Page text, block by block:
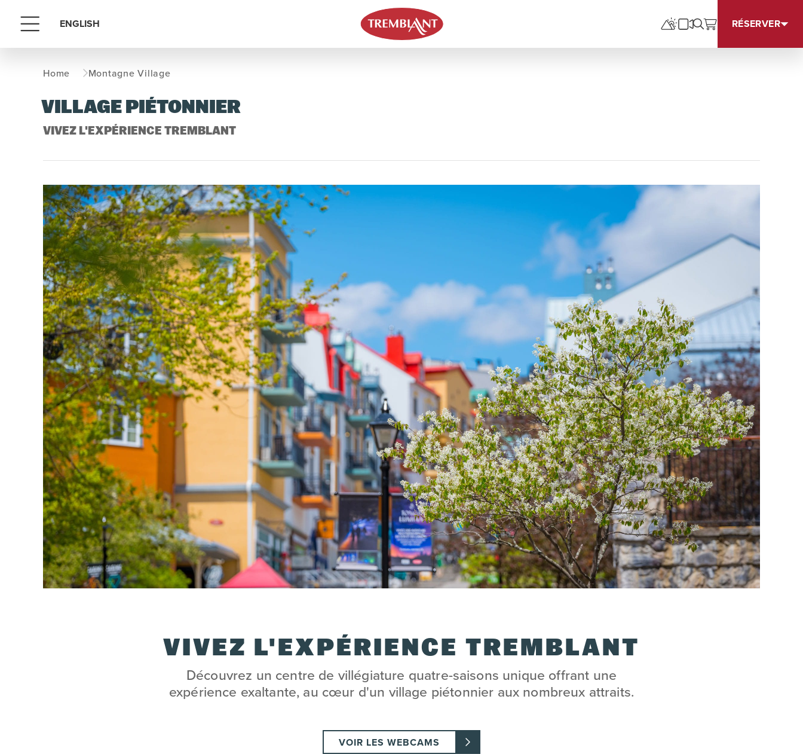
Menu ENGLISH RÉSERVER
Home Montagne Village
VILLAGE PIÉTONNIER
VIVEZ L'EXPÉRIENCE TREMBLANT
VIVEZ L'EXPÉRIENCE TREMBLANT
Découvrez un centre de villégiature quatre-saisons unique offrant une
expérience exaltante, au cœur d'un village piétonnier aux nombreux attraits.
VOIR LES WEBCAMS